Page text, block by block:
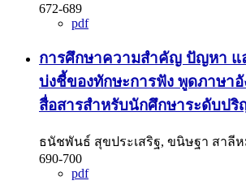
672-689
pdf
การศึกษาความสำคัญ ปัญหา แ
บ่งชี้ของทักษะการฟัง พูดภาษาอั
สื่อสารสำหรับนักศึกษาระดับป
ธนัชพันธ์ สุขประเสริฐ, ขนิษฐา สาลี
690-700
pdf